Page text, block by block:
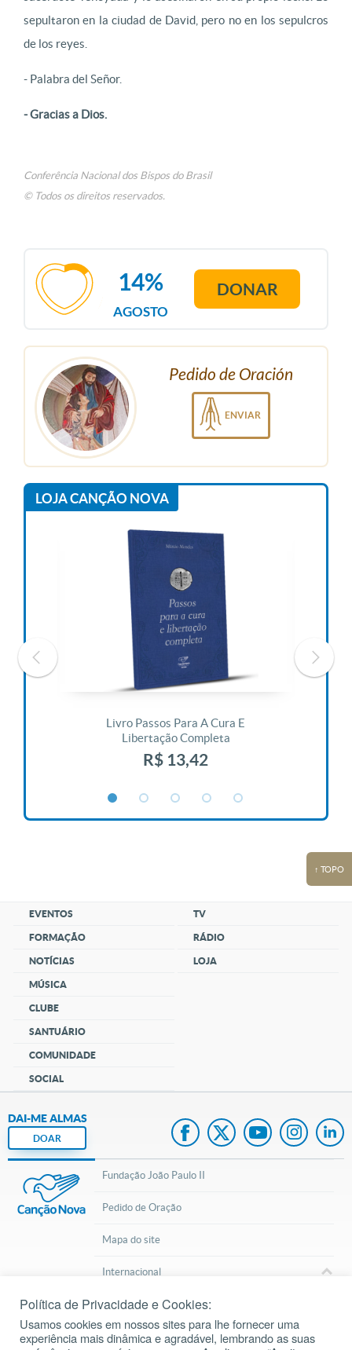
sepultaron en la ciudad de David, pero no en los sepulcros
de los reyes.
- Palabra del Señor.
- Gracias a Dios.
Conferência Nacional dos Bispos do Brasil
© Todos os direitos reservados.
AGOSTO
14% DONAR
Pedido de Oración
ENVIAR
LOJA CANÇÃO NOVA
Livro Passos Para A Cura E
Libertação Completa
R$ 13,42
↑ TOPO
EVENTOS
FORMAÇÃO
NOTÍCIAS
MÚSICA
CLUBE
SANTUÁRIO
COMUNIDADE
SOCIAL
TV
RÁDIO
LOJA
DAI-ME ALMAS
DOAR
Fundação João Paulo II
Pedido de Oração
Mapa do site
Internacional
cancaonova.com © 2002 – 2026Todos os direitos reservados.
Política de Privacidade e Cookies:
Usamos cookies em nossos sites para lhe fornecer uma
experiência mais dinâmica e agradável, lembrando as suas